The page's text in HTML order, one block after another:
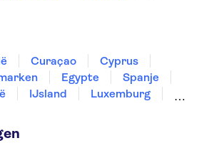
Curaçao
Cyprus
Egypte
Spanje
IJsland
Luxemburg